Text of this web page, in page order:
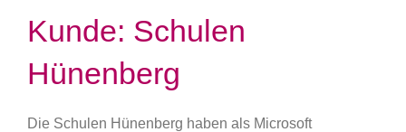
Kunde: Schulen
Hünenberg
Die Schulen Hünenberg haben als Microsoft